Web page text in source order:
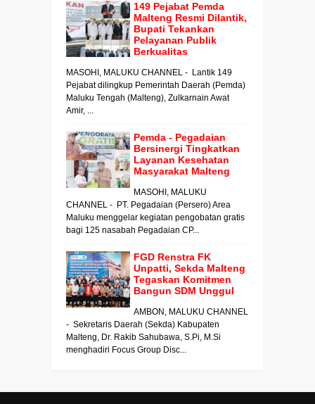
149 Pejabat Pemda
Malteng Resmi Dilantik,
Bupati Tekankan
Pelayanan Publik
Berkualitas
MASOHI, MALUKU CHANNEL - Lantik 149
Pejabat dilingkup Pemerintah Daerah (Pemda)
Maluku Tengah (Malteng), Zulkarnain Awat
Amir, ...
Pemda - Pegadaian
Bersinergi Tingkatkan
Layanan Kesehatan
Masyarakat Malteng
MASOHI, MALUKU
CHANNEL - PT. Pegadaian (Persero) Area
Maluku menggelar kegiatan pengobatan gratis
bagi 125 nasabah Pegadaian CP...
FGD Renstra FK
Unpatti, Sekda Malteng
Tegaskan Komitmen
Bangun SDM Unggul
AMBON, MALUKU CHANNEL
- Sekretaris Daerah (Sekda) Kabupaten
Malteng, Dr. Rakib Sahubawa, S.Pi, M.Si
menghadiri Focus Group Disc...